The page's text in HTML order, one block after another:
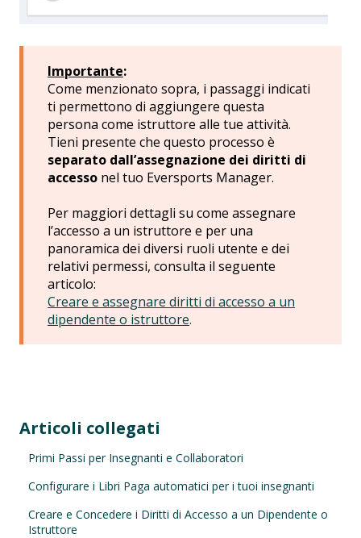
Importante:
Come menzionato sopra, i passaggi indicati
ti permettono di aggiungere questa
persona come istruttore alle tue attività.
Tieni presente che questo processo è
separato dall’assegnazione dei diritti di
accesso nel tuo Eversports Manager.
Per maggiori dettagli su come assegnare
l’accesso a un istruttore e per una
panoramica dei diversi ruoli utente e dei
relativi permessi, consulta il seguente
articolo:
Creare e assegnare diritti di accesso a un
dipendente o istruttore.
Articoli collegati
Primi Passi per Insegnanti e Collaboratori
Configurare i Libri Paga automatici per i tuoi insegnanti
Creare e Concedere i Diritti di Accesso a un Dipendente o
Istruttore